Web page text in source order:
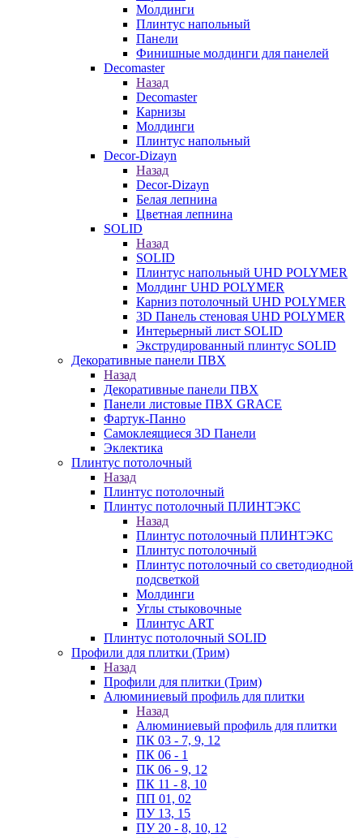
Молдинги
Плинтус напольный
Панели
Финишные молдинги для панелей
Decomaster
Назад
Decomaster
Карнизы
Молдинги
Плинтус напольный
Decor-Dizayn
Назад
Decor-Dizayn
Белая лепнина
Цветная лепнина
SOLID
Назад
SOLID
Плинтус напольный UHD POLYMER
Молдинг UHD POLYMER
Карниз потолочный UHD POLYMER
3D Панель стеновая UHD POLYMER
Интерьерный лист SOLID
Экструдированный плинтус SOLID
Декоративные панели ПВХ
Назад
Декоративные панели ПВХ
Панели листовые ПВХ GRACE
Фартук-Панно
Самоклеящиеся 3D Панели
Эклектика
Плинтус потолочный
Назад
Плинтус потолочный
Плинтус потолочный ПЛИНТЭКС
Назад
Плинтус потолочный ПЛИНТЭКС
Плинтус потолочный
Плинтус потолочный со светодиодной
подсветкой
Молдинги
Углы стыковочные
Плинтус ART
Плинтус потолочный SOLID
Профили для плитки (Трим)
Назад
Профили для плитки (Трим)
Алюминиевый профиль для плитки
Назад
Алюминиевый профиль для плитки
ПК 03 - 7, 9, 12
ПК 06 - 1
ПК 06 - 9, 12
ПК 11 - 8, 10
ПП 01, 02
ПУ 13, 15
ПУ 20 - 8, 10, 12